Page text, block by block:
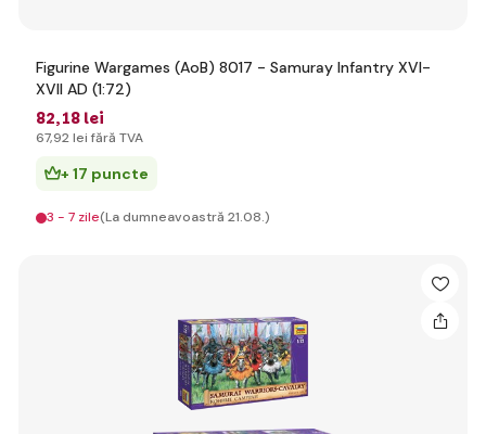
Figurine Wargames (AoB) 8017 - Samuray Infantry XVI-
XVII AD (1:72)
82,18 lei
67,92 lei fără TVA
+ 17 puncte
3 - 7 zile(La dumneavoastră 21.08.)